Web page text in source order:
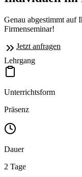
Genau abgestimmt auf
Firmenseminar!
Jetzt anfragen
Lehrgang
Unterrichtsform
Präsenz
Dauer
2 Tage